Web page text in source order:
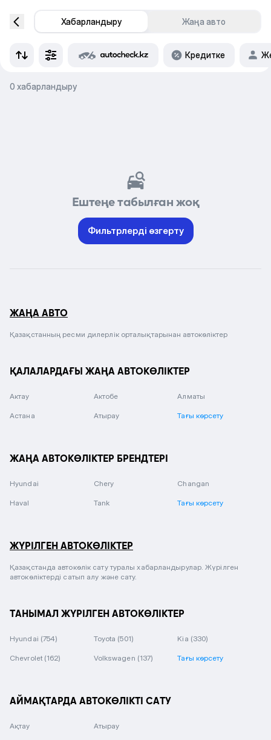
Хабарландыру Жаңа авто
Кредитке
0 хабарландыру
Ештеңе табылған жоқ
Фильтрлерді өзгерту
ЖАҢА АВТО
Қазақстанның ресми дилерлік орталықтарынан автокөліктер
ҚАЛАЛАРДАҒЫ ЖАҢА АВТОКӨЛІКТЕР
Актау Актобе Алматы
Астана Атырау Тағы көрсету
ЖАҢА АВТОКӨЛІКТЕР БРЕНДТЕРІ
Hyundai Chery Changan
Haval Tank Тағы көрсету
ЖҮРІЛГЕН АВТОКӨЛІКТЕР
Қазақстанда автокөлік сату туралы хабарландырулар. Жүрілген
автокөліктерді сатып алу және сату.
ТАНЫМАЛ ЖҮРІЛГЕН АВТОКӨЛІКТЕР
Hyundai (754) Toyota (501) Kia (330)
Chevrolet (162) Volkswagen (137) Тағы көрсету
АЙМАҚТАРДА АВТОКӨЛІКТІ САТУ
Ақтау Атырау